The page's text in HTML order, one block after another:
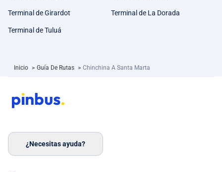
Terminal de Girardot Terminal de La Dorada
Terminal de Tuluá
Inicio > Guía De Rutas > Chinchina A Santa Marta
¿Necesitas ayuda?